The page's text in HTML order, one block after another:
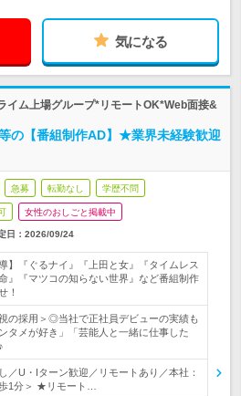
気になる
イム上場グループ*リモートOK*Web面接&
の【番組制作AD】★業界未経験歓迎
急募 転勤なし 学歴不問
女性のおしごと掲載中
日： 2026/09/24
】『ぐるナイ』『上田と女』『タイムレス
』『マツコの知らない世界』など番組制作
！
の採用＞◎当社で正社員デビューの実績も
タメが好き」「芸能人と一緒に仕事した
／U・Iターン歓迎／リモートあり／本社：
1分＞ ★リモート…